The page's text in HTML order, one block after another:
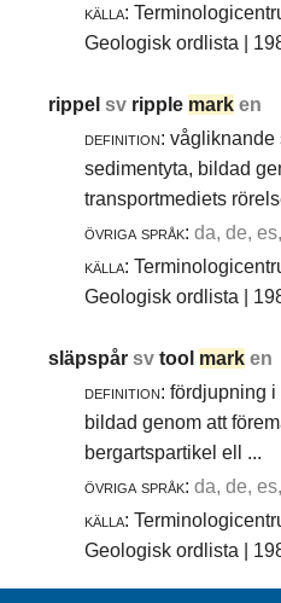
källa:
Geologisk ordlista |
rippelsv ripple mark en
definition: vågliknande
sedimentyta, bildad
transportmediets
övriga språk: da, de,
källa:
Geologisk ordlista |
släpspårsvtool mark en
definition: fördjupning i
bildad genom att
bergartspartikel ell ...
övriga språk: da, de,
källa:
Geologisk ordlista |